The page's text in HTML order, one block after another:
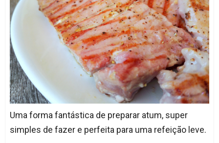
Uma forma fantástica de preparar atum, super
simples de fazer e perfeita para uma refeição leve.